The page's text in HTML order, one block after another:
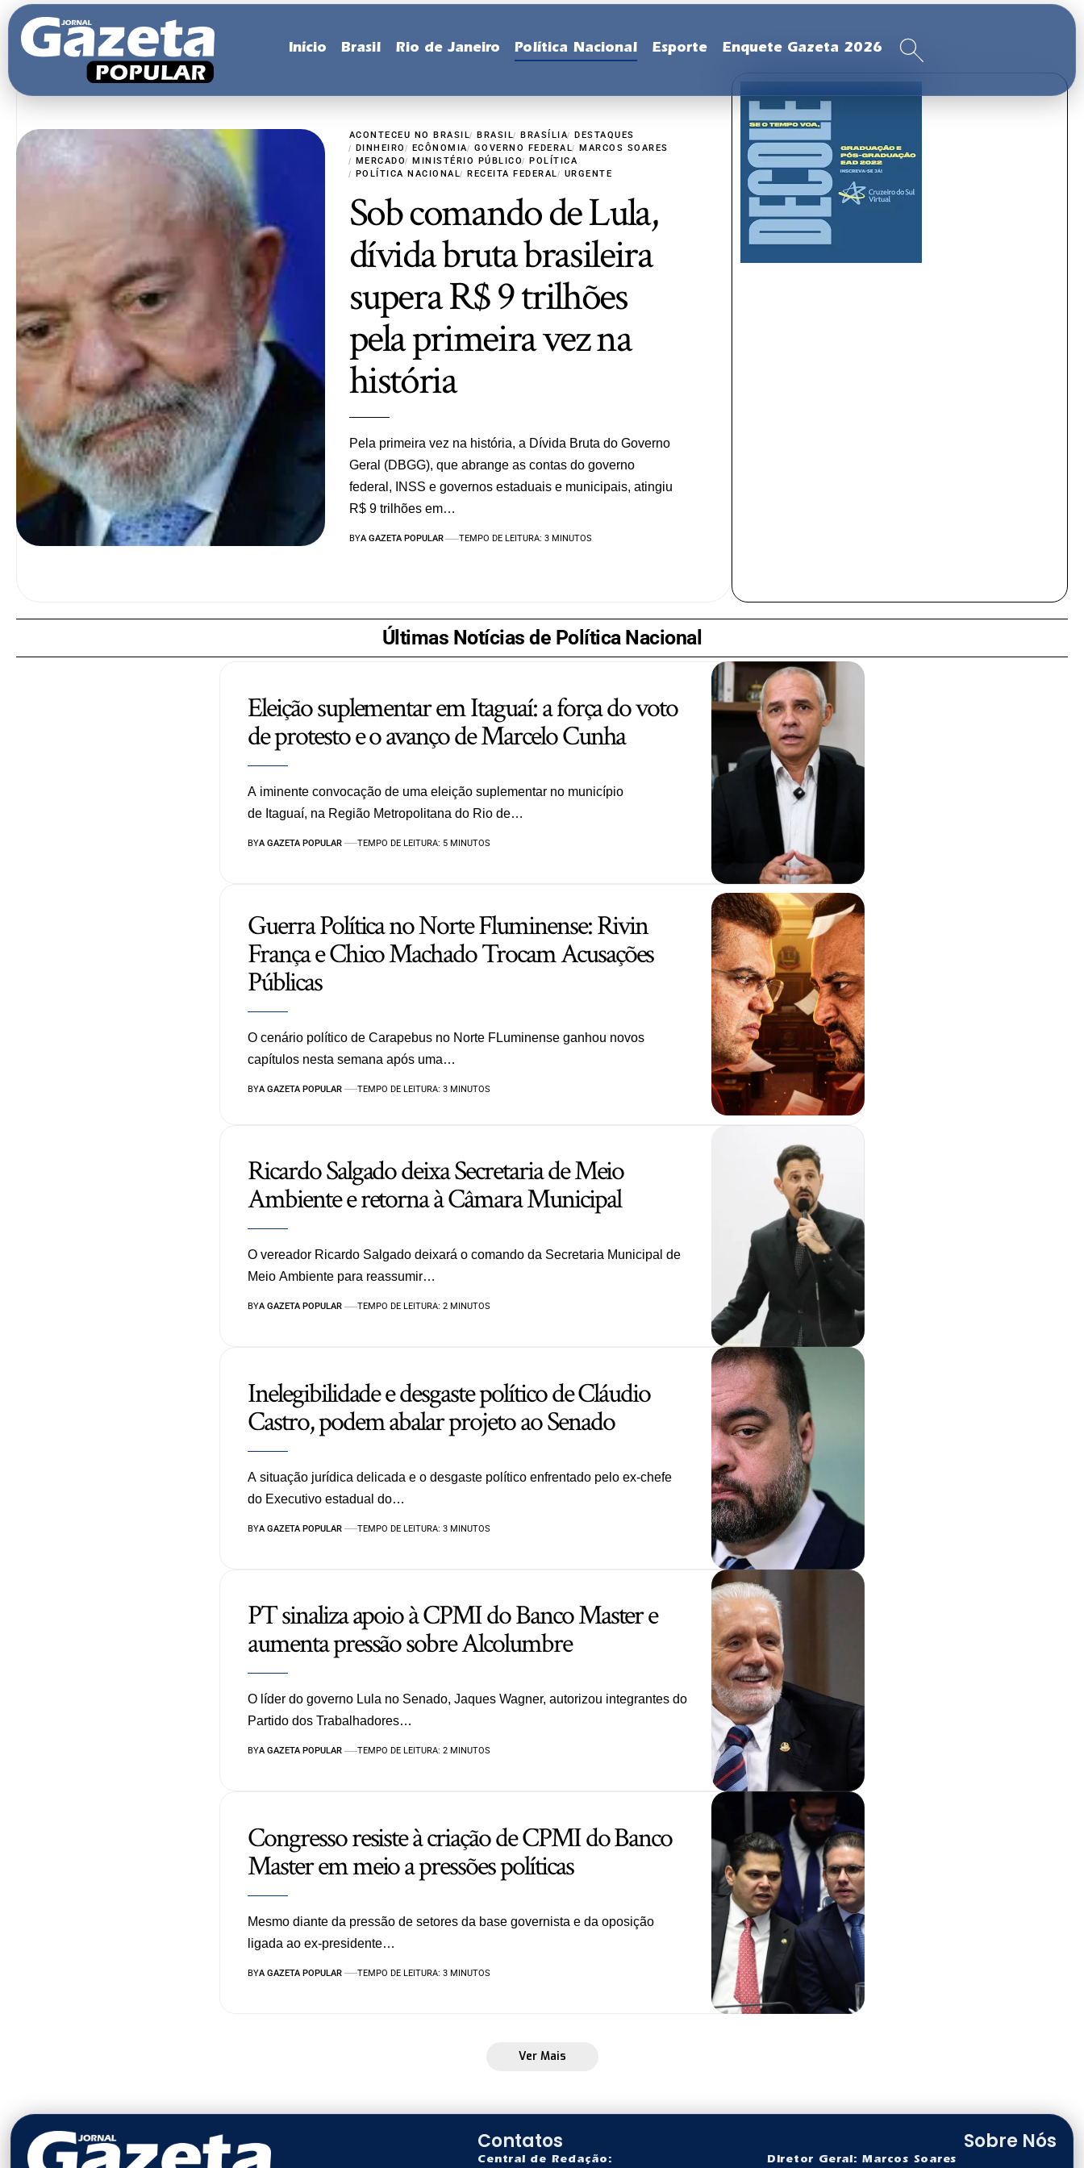
Início Brasil Rio de Janeiro Política Nacional Esporte Enquete Gazeta 2026
ACONTECEU NO BRASIL BRASIL BRASÍLIA
DESTAQUES
DINHEIRO
ECÔNOMIA GOVERNO FEDERAL
MARCOS SOARES
MERCADO
MINISTÉRIO PÚBLICO
POLÍTICA
POLÍTICA NACIONAL
RECEITA FEDERAL URGENTE
Sob comando de Lula,
dívida bruta brasileira
supera R$ 9 trilhões
pela primeira vez na
história
Pela primeira vez na história, a Dívida Bruta do Governo
Geral (DBGG), que abrange as contas do governo
federal, INSS e governos estaduais e municipais, atingiu
R$ 9 trilhões em…
BYA GAZETA POPULAR TEMPO DE LEITURA: 3 MINUTOS
Últimas Notícias de Política Nacional
Eleição suplementar em Itaguaí: a força do voto
de protesto e o avanço de Marcelo Cunha
A iminente convocação de uma eleição suplementar no município
de Itaguaí, na Região Metropolitana do Rio de…
BYA GAZETA POPULAR TEMPO DE LEITURA: 5 MINUTOS
Guerra Política no Norte Fluminense: Rivin
França e Chico Machado Trocam Acusações
Públicas
O cenário político de Carapebus no Norte FLuminense ganhou novos
capítulos nesta semana após uma…
BYA GAZETA POPULAR TEMPO DE LEITURA: 3 MINUTOS
Ricardo Salgado deixa Secretaria de Meio
Ambiente e retorna à Câmara Municipal
O vereador Ricardo Salgado deixará o comando da Secretaria Municipal de
Meio Ambiente para reassumir…
BYA GAZETA POPULAR TEMPO DE LEITURA: 2 MINUTOS
Inelegibilidade e desgaste político de Cláudio
Castro, podem abalar projeto ao Senado
A situação jurídica delicada e o desgaste político enfrentado pelo ex-chefe
do Executivo estadual do…
BYA GAZETA POPULAR TEMPO DE LEITURA: 3 MINUTOS
PT sinaliza apoio à CPMI do Banco Master e
aumenta pressão sobre Alcolumbre
O líder do governo Lula no Senado, Jaques Wagner, autorizou integrantes do
Partido dos Trabalhadores…
BYA GAZETA POPULAR TEMPO DE LEITURA: 2 MINUTOS
Congresso resiste à criação de CPMI do Banco
Master em meio a pressões políticas
Mesmo diante da pressão de setores da base governista e da oposição
ligada ao ex-presidente…
BYA GAZETA POPULAR TEMPO DE LEITURA: 3 MINUTOS
Ver Mais
Contatos
Central de Redação:
Sobre Nós
Diretor Geral: Marcos Soares